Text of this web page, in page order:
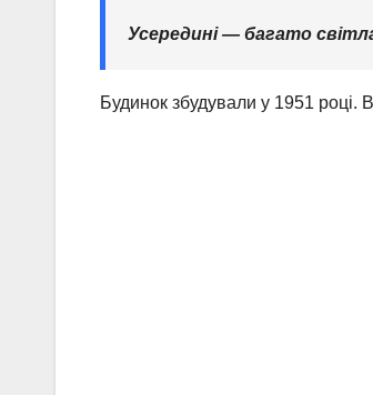
Усередині — багато
Будинок збудували у 1951 році.